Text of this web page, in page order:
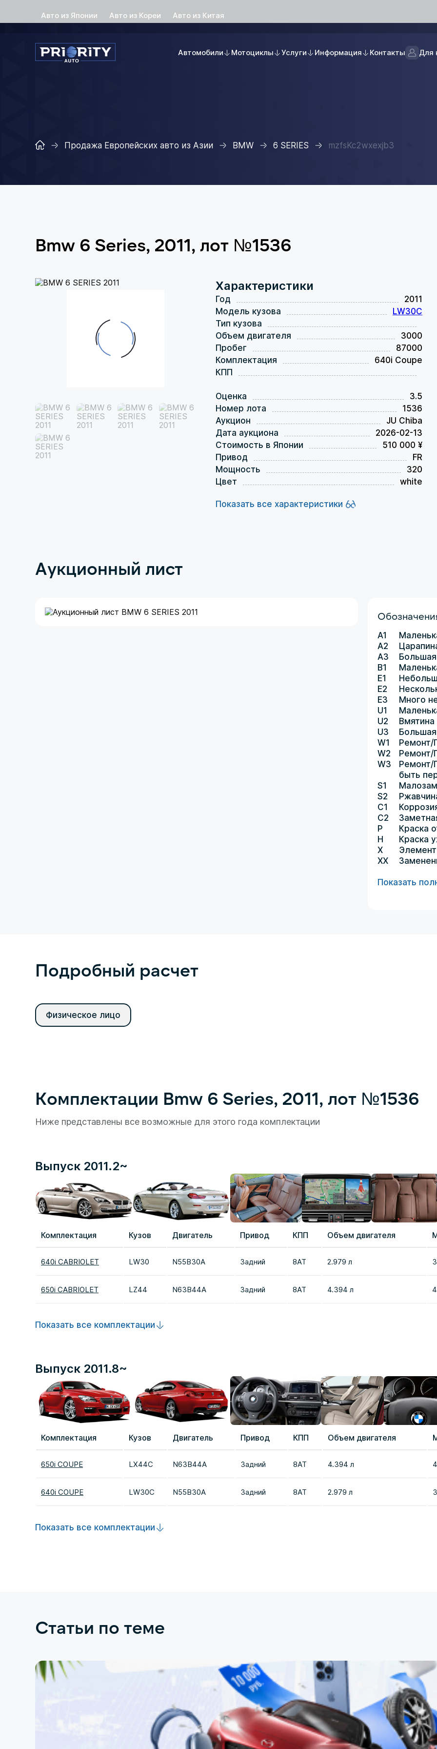
Авто из Японии Авто из Кореи Авто из Китая
Автомобили Мотоциклы Услуги Информация Контакты Для
Продажа Европейских авто из Азии BMW 6 SERIES mzfsKc2wxexjb3
Bmw 6 Series, 2011, лот №1536
Характеристики
Год
2011
Модель кузова
LW30C
Тип кузова
Объем двигателя
3000
Пробег
87000
Комплектация
640i Coupe
КПП
Оценка
3.5
Номер лота
1536
Аукцион
JU Chiba
Дата аукциона
2026-02-13
Стоимость в Японии
510 000 ¥
Привод
FR
Мощность
320
Цвет
white
Показать все характеристики
Аукционный лист
A1
A2
A3
B1
E1
E2
E3
Много
U1
U2
Вмятина
U3
W1
Ремонт/
W2
Ремонт/
W3
Ремонт/
быть
S1
S2
C1
C2
P
Краска
H
Краска
X
XX
Показать
Подробный расчет
Физическое лицо
Комплектации Bmw 6 Series, 2011, лот №1536
Ниже представлены все возможные для этого года комплектации
Выпуск 2011.2~
Комплектация Кузов Двигатель Привод КПП Объем двигателя
640i CABRIOLET LW30 N55B30A Задний 8AT 2.979 л
650i CABRIOLET LZ44 N63B44A Задний 8AT 4.394 л
Показать все комплектации
Выпуск 2011.8~
Комплектация Кузов Двигатель Привод КПП Объем двигателя
650i COUPE LX44C N63B44A Задний 8AT 4.394 л
640i COUPE LW30C N55B30A Задний 8AT 2.979 л
Показать все комплектации
Статьи по теме